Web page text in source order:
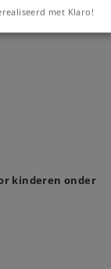
de
kinderen onder
met Klaro!